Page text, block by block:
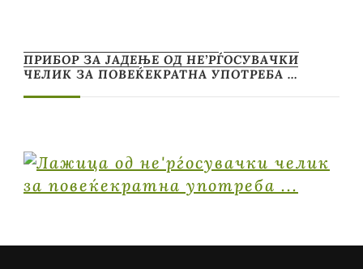
ПРИБОР ЗА ЈАДЕЊЕ ОД НЕ’РЃОСУВАЧКИ
ЧЕЛИК ЗА ПОВЕЌЕКРАТНА УПОТРЕБА …